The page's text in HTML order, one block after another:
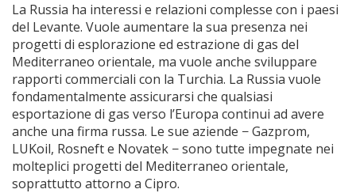
La Russia ha interessi e relazioni complesse con i paesi
del Levante. Vuole aumentare la sua presenza nei
progetti di esplorazione ed estrazione di gas del
Mediterraneo orientale, ma vuole anche sviluppare
rapporti commerciali con la Turchia. La Russia vuole
fondamentalmente assicurarsi che qualsiasi
esportazione di gas verso l’Europa continui ad avere
anche una firma russa. Le sue aziende − Gazprom,
LUKoil, Rosneft e Novatek − sono tutte impegnate nei
molteplici progetti del Mediterraneo orientale,
soprattutto attorno a Cipro.